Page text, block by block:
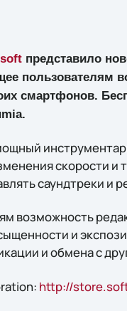
представило
пользователям
смартфонов.
скорости и
саундтреки и
возможность
и
и обмена с
http://